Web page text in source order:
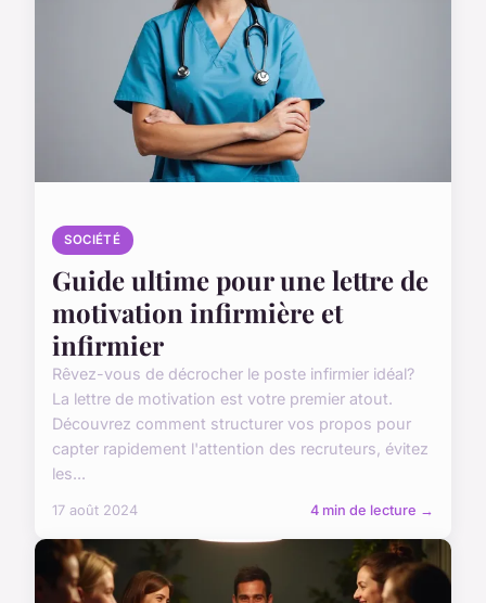
SOCIÉTÉ
Guide ultime pour une lettre de
motivation infirmière et
infirmier
Rêvez-vous de décrocher le poste infirmier idéal?
La lettre de motivation est votre premier atout.
Découvrez comment structurer vos propos pour
capter rapidement l'attention des recruteurs, évitez
les...
17 août 2024 4 min de lecture →